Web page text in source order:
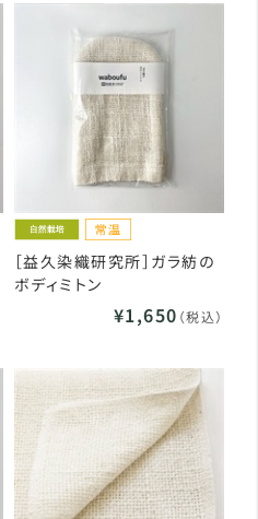
［益久染織研究所］ガラ紡の
ボディミトン
¥1,650 （税込）